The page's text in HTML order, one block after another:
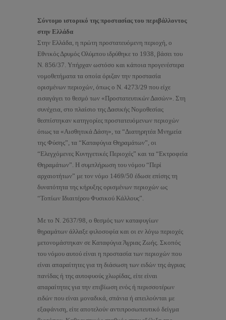
Σύντομο ιστορικό της προστασίας του περιβάλλοντος
στην Ελλάδα
Στην Ελλάδα, η πρώτη προστατευόμενη περιοχή, ο
Εθνικός Δρυμός Ολύμπου ιδρύθηκε το 1938, βάσει του
Ν. 856/37. Υπήρχαν ωστόσο και κάποια προγενέστερα
νομοθετήματα τα οποία όριζαν την προστασία
ορισμένων περιοχών, όπως ο Ν. 4273/29 που είχε
εισαγάγει το θεσμό των «Προστατευτικών Δασών». Στη
συνέχεια, στο πλαίσιο της Δασικής Νομοθεσίας
θεσπίστηκαν κατηγορίες προστατευόμενων περιοχών
όπως τα «Αισθητικά Δάση», τα “Διατηρητέα Μνημεία
της Φύσης”, τα “Καταφύγια Θηραμάτων”, οι
“Ελεγχόμενες Κυνηγετικές Περιοχές” και τα “Εκτροφεία
Θηραμάτων”. Η συμπλήρωση του νόμου “Περί
αρχαιοτήτων” με τον νόμο 1469/50 έδωσε επίσης τη
δυνατότητα της κήρυξης ορισμένων περιοχών ως
“Τοπίων Ιδιαιτέρου Φυσικού Κάλλους”.
Με το Ν. 2637/98, ο θεσμός των καταφυγίων
θηραμάτων άλλαξε φιλοσοφία και οι εν λόγω περιοχές
μετονομάστηκαν σε Καταφύγια Άγριας Ζωής. Σκοπός
του νόμου αυτού είναι η προστασία των περιοχών που
είναι απαραίτητες για τη διάσωση των ειδών της άγριας
πανίδας ή της αυτοφυούς χλωρίδας, είτε είναι
απαραίτητες για την επιβίωση ενός ή περισσοτέρων
ειδών που είναι μοναδικά, σπάνια ή απειλούνται με
εξαφάνιση, είτε αποτελούν αντιπροσωπευτικό δείγμα